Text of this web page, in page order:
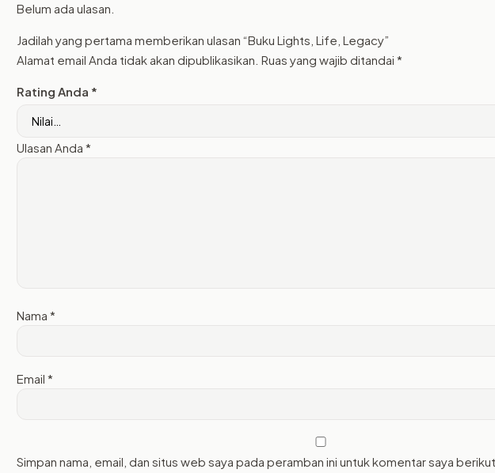
Belum ada ulasan.
Jadilah yang pertama memberikan ulasan “Buku Lights, Life, Legacy”
Alamat email Anda tidak akan dipublikasikan. Ruas yang wajib ditandai *
Rating Anda *
Ulasan Anda *
Nama *
Email *
Simpan nama, email, dan situs web saya pada peramban ini untuk komentar saya